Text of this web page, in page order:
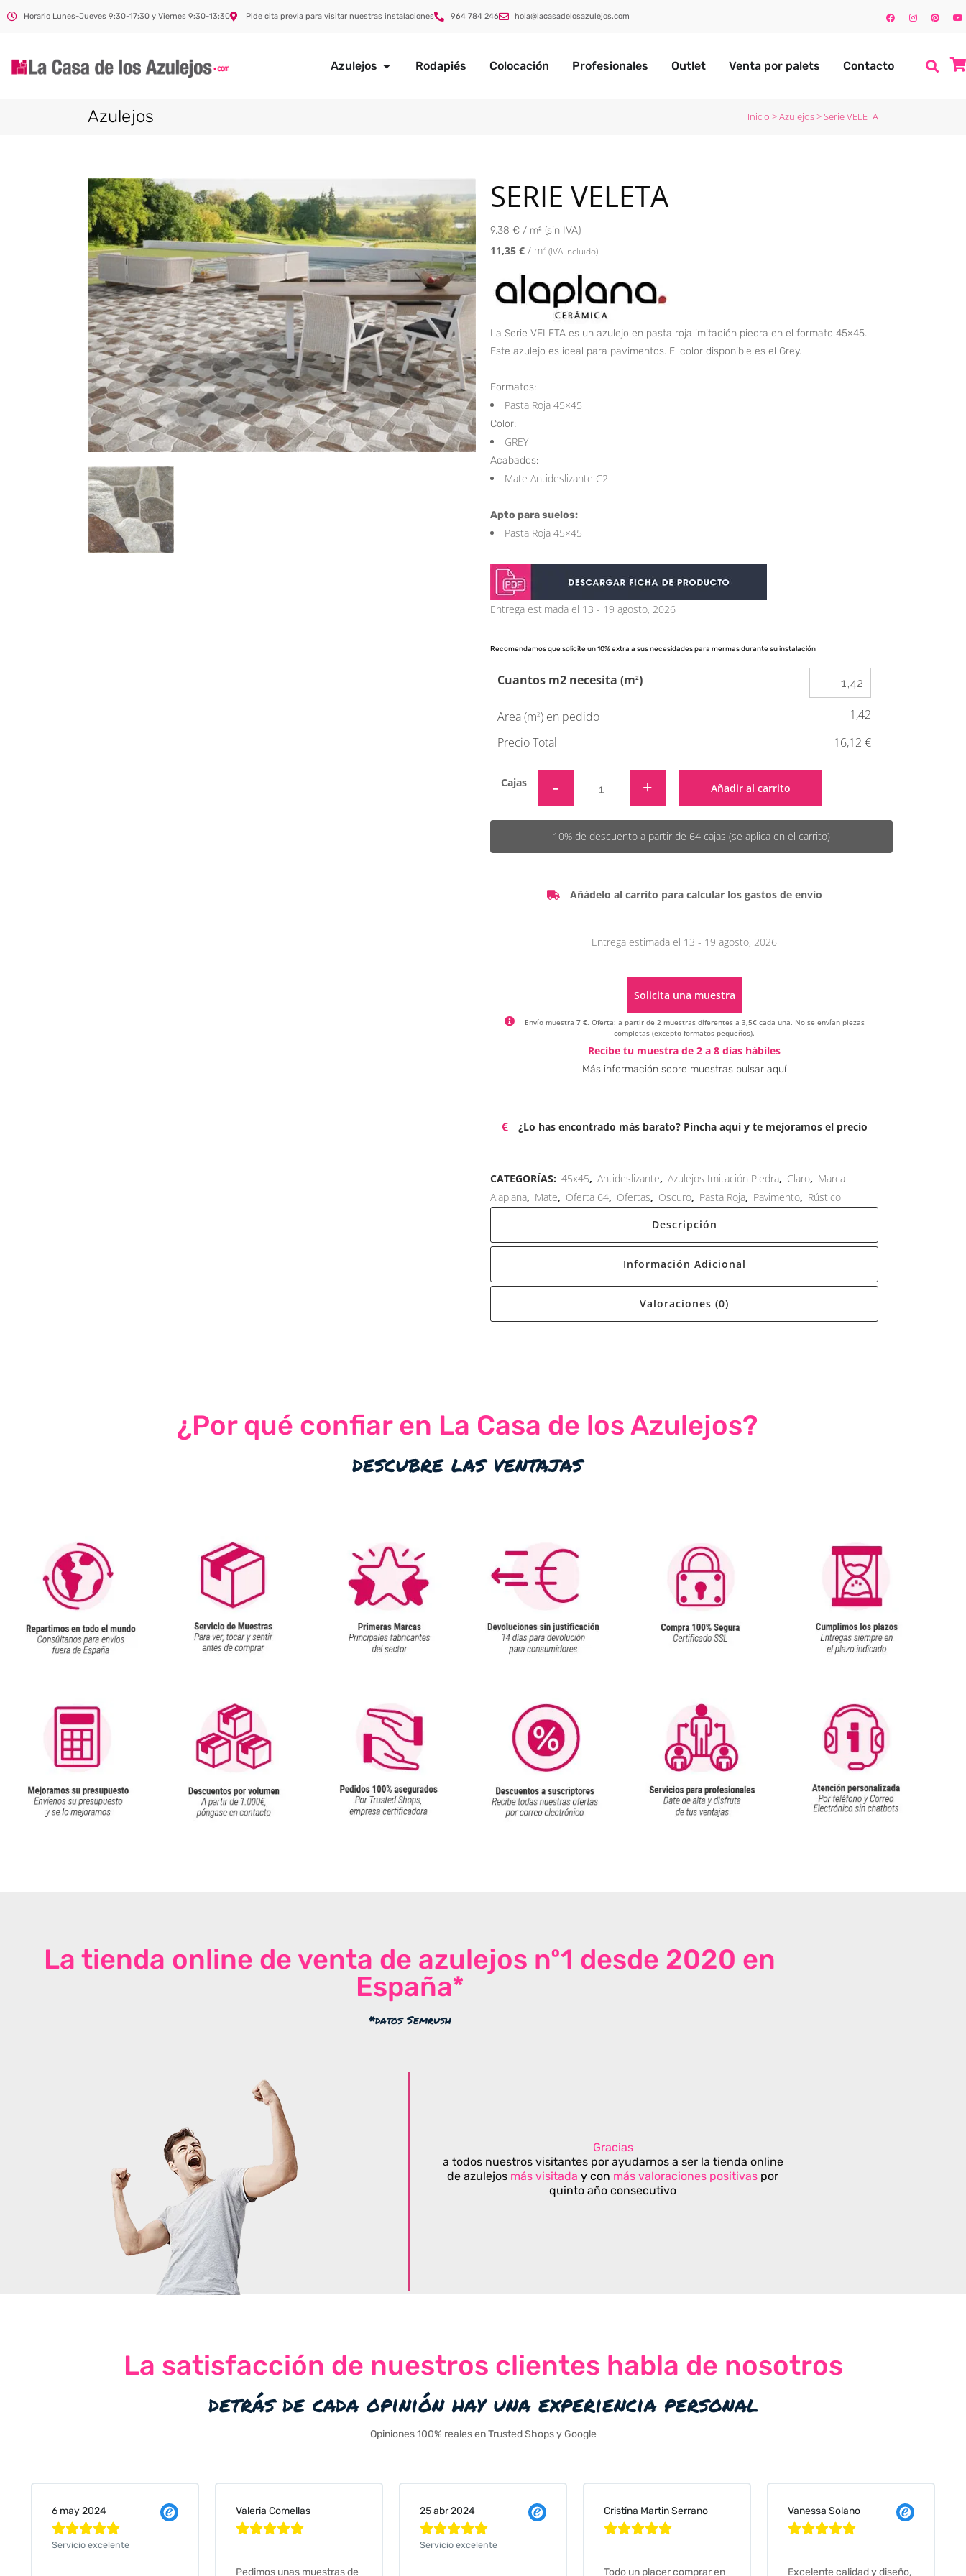
Horario Lunes-Jueves 9:30-17:30 y Viernes 9:30-13:30 Pide cita previa para visitar nuestras instalaciones 964 784 246 hola@lacasadelosazulejos.com
Azulejos Rodapiés Colocación Profesionales Outlet Venta por palets Contacto
Azulejos Inicio >Azulejos>Serie VELETA
SERIE VELETA
9,38 € / m² (sin IVA)
11,35 € / m2 (IVA Incluido)
La Serie VELETA es un azulejo en pasta roja imitación piedra en el formato 45×45.
Este azulejo es ideal para pavimentos. El color disponible es el Grey.
Formatos:
Pasta Roja 45×45
Color:
GREY
Acabados:
Mate Antideslizante C2
Apto para suelos:
Pasta Roja 45×45
Entrega estimada el 13 - 19 agosto, 2026
Recomendamos que solicite un 10% extra a sus necesidades para mermas durante su instalación
Cuantos m2 necesita (m2)
Area (m2) en pedido
1,42
Precio Total
16,12 €
Cajas Añadir al carrito
10% de descuento a partir de 64 cajas (se aplica en el carrito)
Añádelo al carrito para calcular los gastos de envío
Entrega estimada el 13 - 19 agosto, 2026
Solicita una muestra
Envío muestra 7 €. Oferta: a partir de 2 muestras diferentes a 3,5€ cada una. No se envían piezas
completas (excepto formatos pequeños).
Alternative:
Recibe tu muestra de 2 a 8 días hábiles
Más información sobre muestras pulsar aquí
¿Lo has encontrado más barato? Pincha aquí y te mejoramos el precio
CATEGORÍAS: 45x45, Antideslizante, Azulejos Imitación Piedra, Claro, Marca
Alaplana, Mate, Oferta 64, Ofertas, Oscuro, Pasta Roja, Pavimento, Rústico
Descripción
Información Adicional
Valoraciones (0)
¿Por qué confiar en La Casa de los Azulejos?
descubre las ventajas
La tienda online de venta de azulejos nº1 desde 2020 en
España*
*datos Semrush
Gracias
a todos nuestros visitantes por ayudarnos a ser la tienda online
de azulejos más visitada y con más valoraciones positivas por
quinto año consecutivo
La satisfacción de nuestros clientes habla de nosotros
detrás de cada opinión hay una experiencia personal
Opiniones 100% reales en Trusted Shops y Google
Valeria Comellas

25 abr 2024

Cristina Martin Serrano

Vanessa Solano

Excelente calidad y diseño,
Judit Bonet Pardell

Que decir, si teneis que